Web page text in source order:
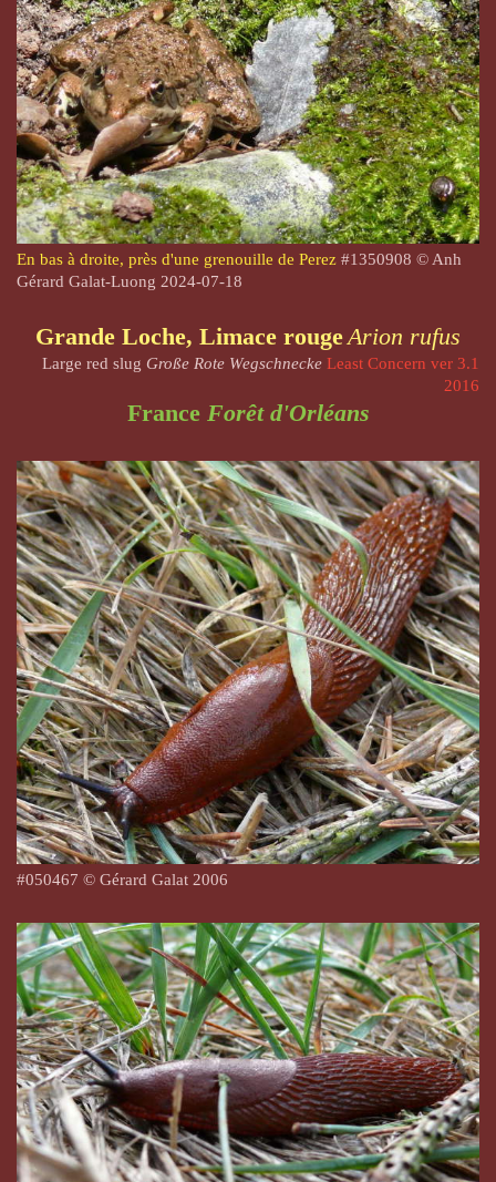
En bas à droite, près d'une grenouille de Perez #1350908 © Anh
Gérard Galat-Luong 2024-07-18
Grande Loche, Limace rougeArion rufus
Large red slug Große Rote Wegschnecke Least Concern ver 3.1
2016
France Forêt d'Orléans
#050467 © Gérard Galat 2006